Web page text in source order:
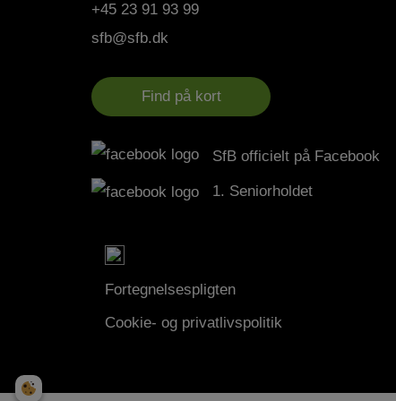
+45 23 91 93 99
sfb@sfb.dk
Find på kort
SfB officielt på Facebook
1. Seniorholdet
Fortegnelsespligten
Cookie- og privatlivspolitik